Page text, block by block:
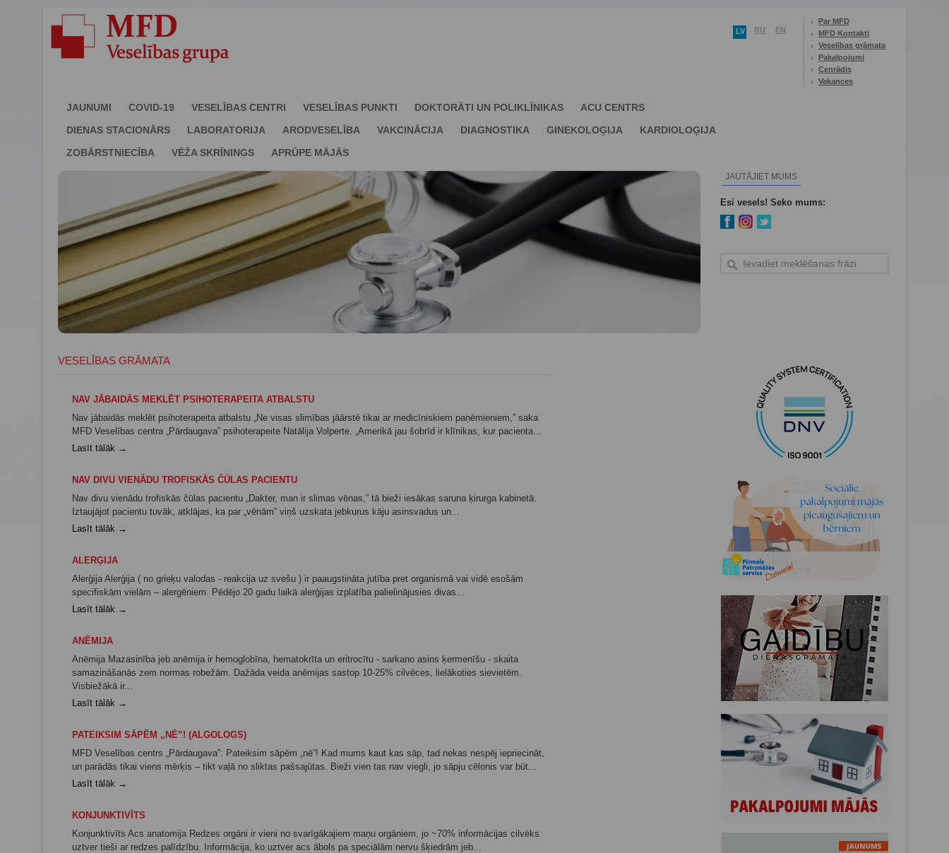
LV RU EN
Par MFD
MFD Kontakti
Veselības grāmata
Pakalpojumi
Cenrādis
Vakances
JAUNUMI COVID-19 VESELĪBAS CENTRI VESELĪBAS PUNKTI DOKTORĀTI UN POLIKLĪNIKAS
ACU CENTRS
DIENAS STACIONĀRS
LABORATORIJA ARODVESELĪBA VAKCINĀCIJA DIAGNOSTIKA GINEKOLOĢIJA
KARDIOLOĢIJA
ZOBĀRSTNIECĪBA
VĒŽA SKRĪNINGS APRŪPE MĀJĀS
JAUTĀJIET MUMS
Esi vesels! Seko mums:
VESELĪBAS GRĀMATA
NAV JĀBAIDĀS MEKLĒT PSIHOTERAPEITA ATBALSTU
Nav jābaidās meklēt psihoterapeita atbalstu „Ne visas slimības jāārstē tikai ar medicīniskiem paņēmieniem,” saka
MFD Veselības centra „Pārdaugava” psihoterapeite Natālija Volperte. „Amerikā jau šobrīd ir klīnikas, kur pacienta...
Lasīt tālāk →
NAV DIVU VIENĀDU TROFISKĀS ČŪLAS PACIENTU
Nav divu vienādu trofiskās čūlas pacientu „Dakter, man ir slimas vēnas,” tā bieži iesākas saruna ķirurga kabinetā.
Iztaujājot pacientu tuvāk, atklājas, ka par „vēnām” viņš uzskata jebkurus kāju asinsvadus un...
Lasīt tālāk →
ALERĢIJA
Alerģija Alerģija ( no grieķu valodas - reakcija uz svešu ) ir paaugstināta jutība pret organismā vai vidē esošām
specifiskām vielām – alergēniem. Pēdējo 20 gadu laikā alerģijas izplatība palielinājusies divas...
Lasīt tālāk →
ANĒMIJA
Anēmija Mazasinība jeb anēmija ir hemoglobīna, hematokrīta un eritrocītu - sarkano asins ķermenīšu - skaita
samazināšanās zem normas robežām. Dažāda veida anēmijas sastop 10-25% cilvēces, lielākoties sievietēm.
Visbiežākā ir...
Lasīt tālāk →
PATEIKSIM SĀPĒM „NĒ”! (ALGOLOGS)
MFD Veselības centrs „Pārdaugava”: Pateiksim sāpēm „nē”! Kad mums kaut kas sāp, tad nekas nespēj iepriecināt,
un parādās tikai viens mērķis – tikt vaļā no sliktas pašsajūtas. Bieži vien tas nav viegli, jo sāpju cēlonis var būt...
Lasīt tālāk →
KONJUNKTIVĪTS
Konjunktivīts Acs anatomija Redzes orgāni ir vieni no svarīgākajiem maņu orgāniem, jo ~70% informācijas cilvēks
uztver tieši ar redzes palīdzību. Informācija, ko uztver acs ābols pa speciālām nervu šķiedrām jeb...